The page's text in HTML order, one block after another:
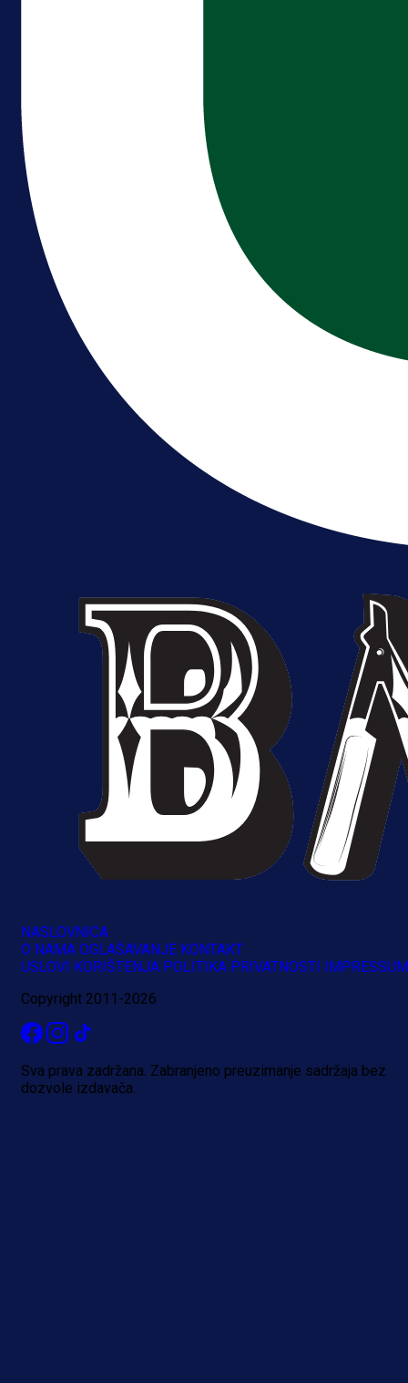
Brat Kerima Alajbegovića pozvan
reprezentaciju Njemačke!
1 dan 2 h
NASLOVNICA
O NAMA OGLAŠAVANJE KONTAKT
USLOVI KORIŠTENJA POLITIKA PRIVATNOSTI IMPRESSUM
Copyright 2011-2026
Sva prava zadržana. Zabranjeno preuzimanje sadržaja bez
dozvole izdavača.